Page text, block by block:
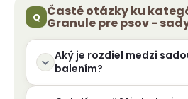
Časté otázky ku
Granule pre psov -
Aký je rozdiel medzi
balením?